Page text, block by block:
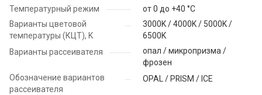
Температурный режим
от 0 до +40 °C
Варианты цветовой
температуры (КЦТ), K
3000K / 4000K / 5000K /
6500K
Варианты рассеивателя
опал / микропризма /
фрозен
Обозначение вариантов
рассеивателя
OPAL / PRISM / ICE